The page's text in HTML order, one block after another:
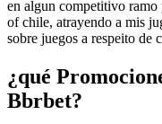
en algun competitivo
of chile, atrayendo a mis
sobre juegos a respeito de
¿qué
Bbrbet?